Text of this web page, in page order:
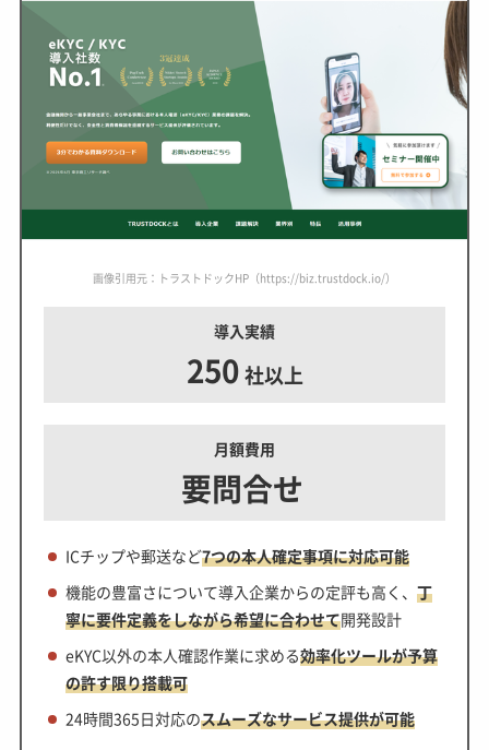
画像引用元：トラストドックHP（https://biz.trustdock.io/）
導入実績
250 社以上
月額費用
要問合せ
ICチップや郵送など7つの本人確定事項に対応可能
機能の豊富さについて導入企業からの定評も高く、 丁
寧に要件定義をしながら希望に合わせて開発設計
eKYC以外の本人確認作業に求める効率化ツールが予算
の許す限り搭載可
24時間365日対応のスムーズなサービス提供が可能